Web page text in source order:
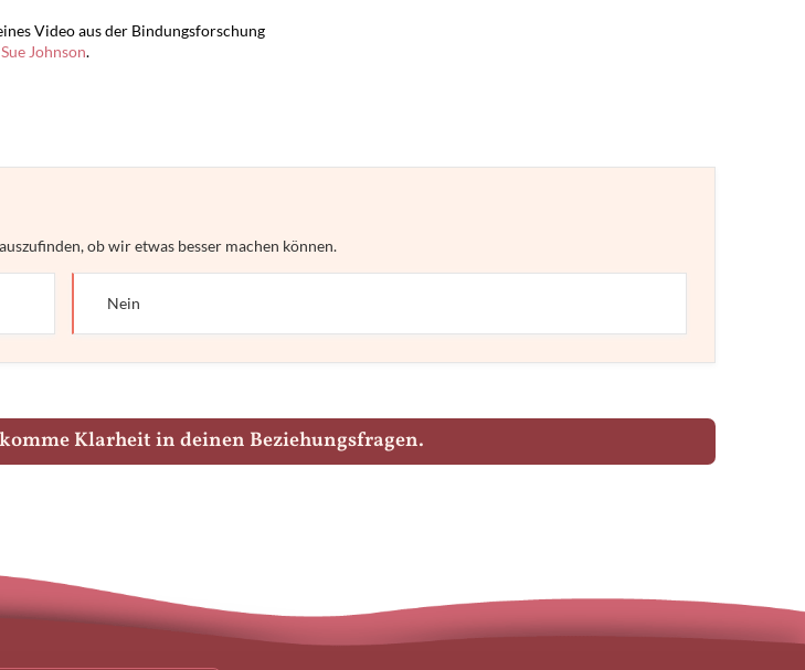
Video aus der Bindungsforschung
Sue Johnson.
ob wir etwas besser machen können.
Nein
Klarheit in deinen Beziehungsfragen.